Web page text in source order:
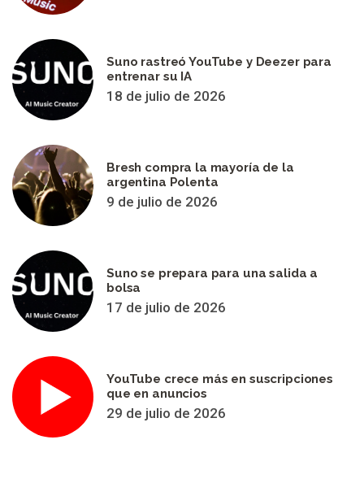
Suno rastreó YouTube y Deezer para
entrenar su IA
18 de julio de 2026
Bresh compra la mayoría de la
argentina Polenta
9 de julio de 2026
Suno se prepara para una salida a
bolsa
17 de julio de 2026
YouTube crece más en suscripciones
que en anuncios
29 de julio de 2026